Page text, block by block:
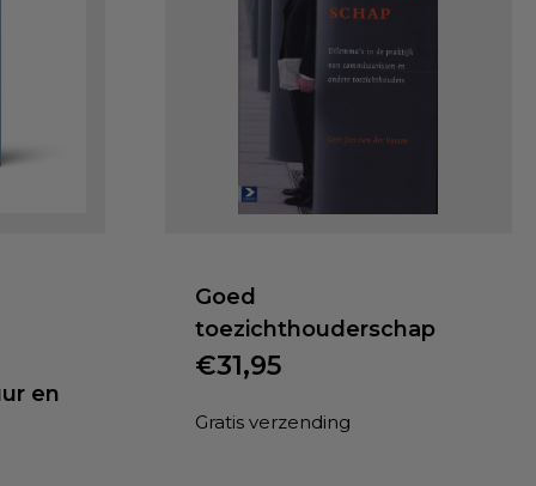
en
Goed
toezichthouderschap
€31,95
Gratis verzending